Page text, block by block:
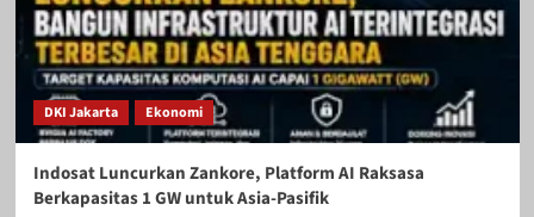
DKI Jakarta Ekonomi
Indosat Luncurkan Zankore, Platform AI Raksasa
Berkapasitas 1 GW untuk Asia-Pasifik